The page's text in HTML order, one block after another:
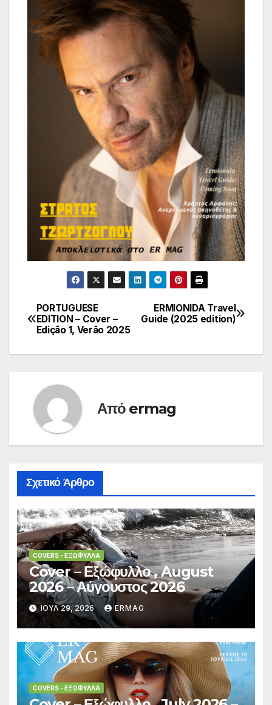
Πλοήγηση
άρθρων
ERMIONIDA Travel
Guide (2025 edition)
PORTUGUESE
EDITION – Cover –
Edição 1, Verão 2025
Από ermag
Σχετικό Άρθρο
COVERS - ΕΞΏΦΥΛΛΑ
Cover – Εξώφυλλο , August
2026 – Αύγουστος 2026
ΙΟΎΛ 29, 2026 ERMAG
COVERS - ΕΞΏΦΥΛΛΑ